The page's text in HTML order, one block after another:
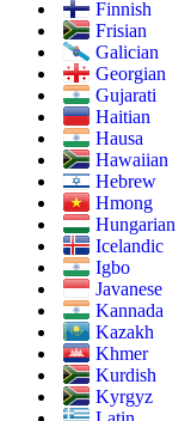
Finnish
Frisian
Galician
Georgian
Gujarati
Haitian
Hausa
Hawaiian
Hebrew
Hmong
Hungarian
Icelandic
Igbo
Javanese
Kannada
Kazakh
Khmer
Kurdish
Kyrgyz